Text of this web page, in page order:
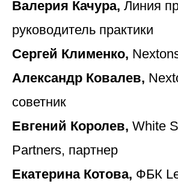
Валерия Качура, Линия
руководитель практики
Сергей Клименко,
Александр Ковалев,
советник
Евгений Королев, White
Partners, партнер
Екатерина Котова, ФБК